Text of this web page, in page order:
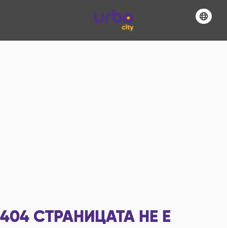
404 СТРАНИЦАТА НЕ Е